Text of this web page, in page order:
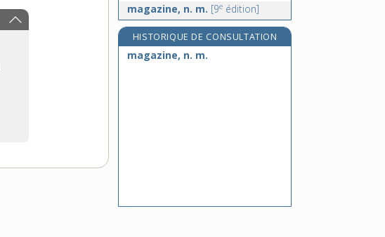
magazine, n. m. [9e édition]
HISTORIQUE DE CONSULTATION
magazine, n. m.